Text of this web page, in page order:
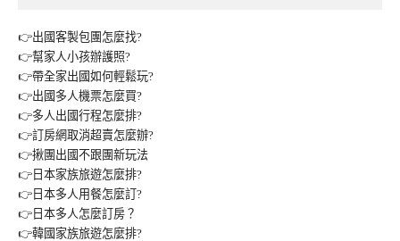
👉出國客製包團怎麼找?
👉幫家人小孩辦護照?
👉帶全家出國如何輕鬆玩?
👉出國多人機票怎麼買?
👉多人出國行程怎麼排?
👉訂房網取消超賣怎麼辦?
👉揪團出國不跟團新玩法
👉日本家族旅遊怎麼排?
👉日本多人用餐怎麼訂?
👉日本多人怎麼訂房？
👉韓國家族旅遊怎麼排?